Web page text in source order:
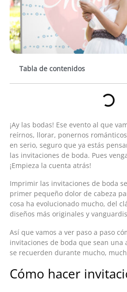
Tabla de contenidos
¡Ay las bodas! Ese evento al que
reírnos, llorar, ponernos
en serio, seguro que ya estás
las invitaciones de boda. Pues
¡Empieza la cuenta atrás!
Imprimir las invitaciones de boda
primer pequeño dolor de cabeza
cosa ha evolucionado mucho, del
diseños más originales y
Así que vamos a ver paso a paso
invitaciones de boda que sean una
se recuerden durante mucho,
Cómo hacer